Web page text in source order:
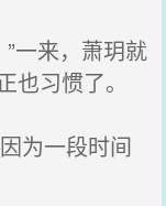
一来，萧玥就
习惯了。
为一段时间